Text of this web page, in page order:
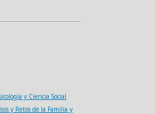
y Ciencia Social
y Retos de la Familia y